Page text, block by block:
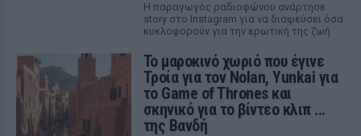
Η παραγωγός ραδιοφώνου ανάρτησε
story στο Instagram για να διαψεύσει όσα
κυκλοφορούν για την ερωτική της ζωή
Το μαροκινό χωριό που έγινε
Τροία για τον Nolan, Yunkai για
το Game of Thrones και
σκηνικό για το βίντεο κλιπ ...
της Βανδή